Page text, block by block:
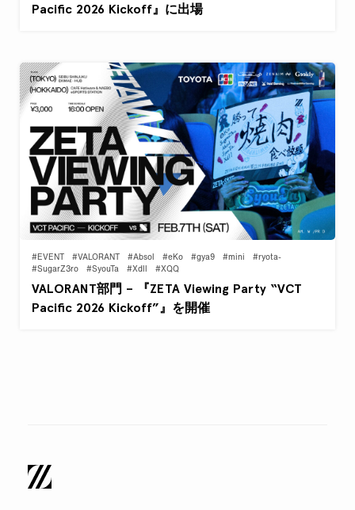
Pacific 2026 Kickoff』に出場
#EVENT #VALORANT #Absol #eKo #gya9 #mini
#ryota-
#SugarZ3ro
#SyouTa #Xdll #XQQ
VALORANT部門 – 『ZETA Viewing Party “VCT
Pacific 2026 Kickoff”』を開催